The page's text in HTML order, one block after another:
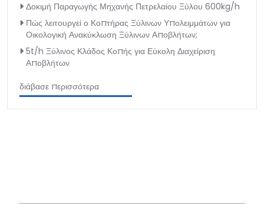
Δοκιμή Παραγωγής Μηχανής Πετρελαίου Ξύλου 600kg/h
Πώς λειτουργεί ο Κοπτήρας Ξύλινων Υπολειμμάτων για
Οικολογική Ανακύκλωση Ξύλινων Αποβλήτων;
5t/h Ξύλινος Κλάδος Κοπής για Εύκολη Διαχείριση
Αποβλήτων
διάβασε περισσότερα